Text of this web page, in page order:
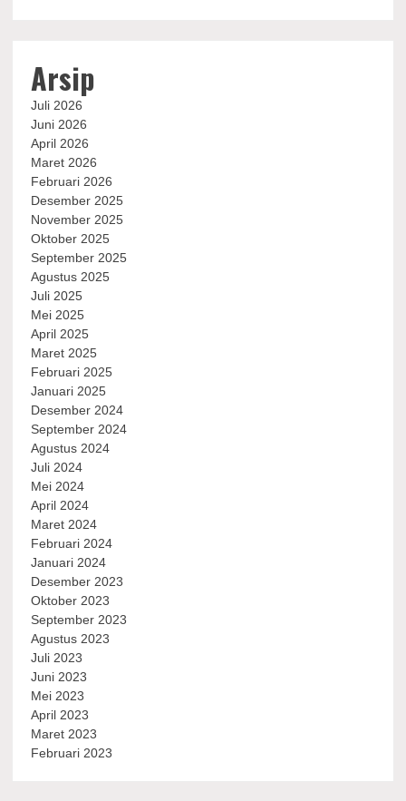
Arsip
Juli 2026
Juni 2026
April 2026
Maret 2026
Februari 2026
Desember 2025
November 2025
Oktober 2025
September 2025
Agustus 2025
Juli 2025
Mei 2025
April 2025
Maret 2025
Februari 2025
Januari 2025
Desember 2024
September 2024
Agustus 2024
Juli 2024
Mei 2024
April 2024
Maret 2024
Februari 2024
Januari 2024
Desember 2023
Oktober 2023
September 2023
Agustus 2023
Juli 2023
Juni 2023
Mei 2023
April 2023
Maret 2023
Februari 2023